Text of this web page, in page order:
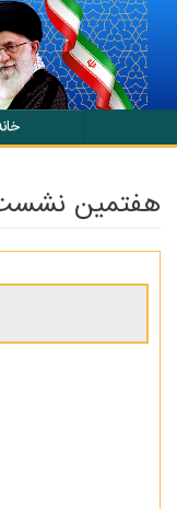
انتقال به محتوای اصلی
هفتمین نشست